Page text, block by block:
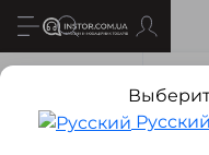
Русский
Все о товаре